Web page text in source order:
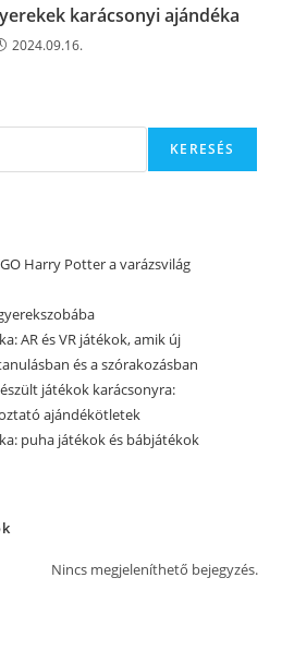
karácsonyi ajándéka
2024.09.16.
KERESÉS
Harry Potter a varázsvilág
AR és VR játékok, amik új
és a szórakozásban
játékok karácsonyra:
ajándékötletek
puha játékok és bábjátékok
Nincs megjeleníthető bejegyzés.